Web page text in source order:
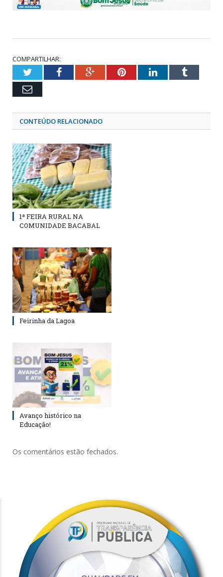
COMPARTILHAR:
TwitterFacebookGoogle+PinterestLinkedInTumblr
Email
CONTEÚDO RELACIONADO
1ª FEIRA RURAL NA
COMUNIDADE BACABAL
Feirinha da Lagoa
Avanço histórico na
Educação!
Os comentários estão fechados.